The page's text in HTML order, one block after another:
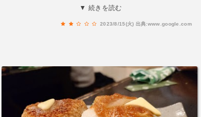
が多めかも⁉️田舎やから仕方がないかもしれませ
▼ 続きを読む
2023/8/15(火) 出典:www.google.com